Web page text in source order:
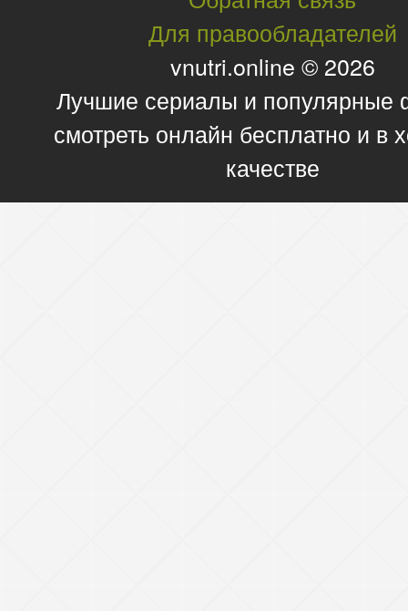
Для правообладателей
vnutri.online © 2026
Лучшие сериалы и
смотреть онлайн бесплатно и в
качестве